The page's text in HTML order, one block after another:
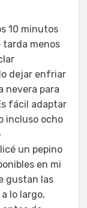
10 minutos
tarda menos
dejar enfriar
nevera para
fácil adaptar
incluso ocho
un pepino
en mi
gustan las
lo largo,